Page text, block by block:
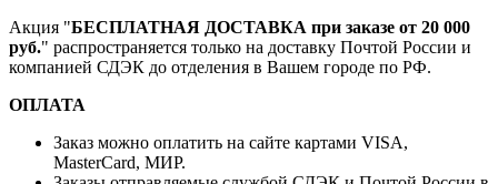
Акция "БЕСПЛАТНАЯ ДОСТАВКА при заказе от 20 000
руб." распространяется только на доставку Почтой России и
компанией СДЭК до отделения в Вашем городе по РФ.
ОПЛАТА
Заказ можно оплатить на сайте картами VISA,
MasterCard, МИР.